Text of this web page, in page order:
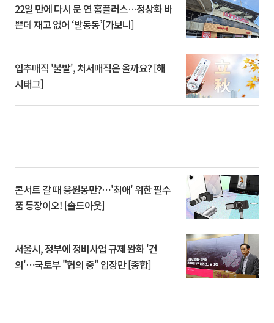
22일 만에 다시 문 연 홈플러스…정상화 바
쁜데 재고 없어 ‘발동동’[가보니]
입추매직 '불발', 처서매직은 올까요? [해
시태그]
콘서트 갈 때 응원봉만?⋯'최애' 위한 필수
품 등장이오! [솔드아웃]
서울시, 정부에 정비사업 규제 완화 '건
의'⋯국토부 "협의 중" 입장만 [종합]